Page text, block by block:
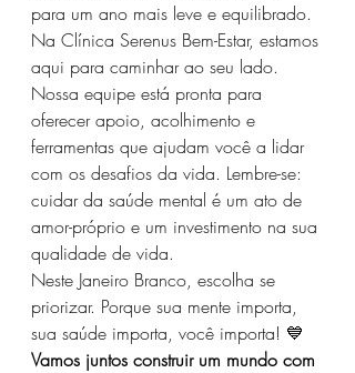
para um ano mais leve e equilibrado.
Na Clínica Serenus Bem-Estar, estamos
aqui para caminhar ao seu lado.
Nossa equipe está pronta para
oferecer apoio, acolhimento e
ferramentas que ajudam você a lidar
com os desafios da vida. Lembre-se:
cuidar da saúde mental é um ato de
amor-próprio e um investimento na sua
qualidade de vida.
Neste Janeiro Branco, escolha se
priorizar. Porque sua mente importa,
sua saúde importa, você importa! 💙
Vamos juntos construir um mundo com